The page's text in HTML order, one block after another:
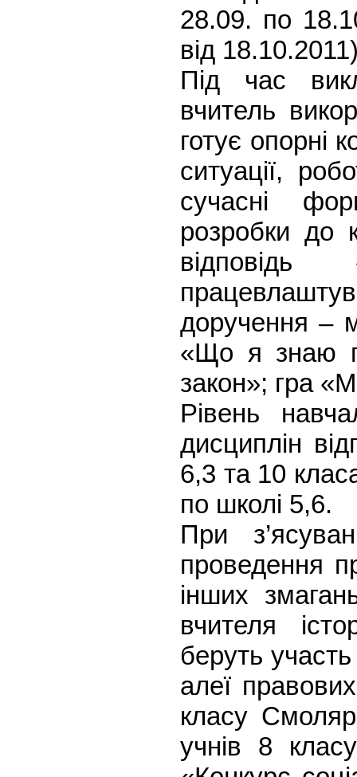
28.09. по
від
Під час
вчитель
готує опорні
ситуації,
сучасні
розробки до
доручення –
«Що я знаю
закон»; гра
Рівень
дисциплін
6,3 та 10
по школі 5,6.
При
проведення
інших
вчителя
беруть
алеї
класу
учнів 8